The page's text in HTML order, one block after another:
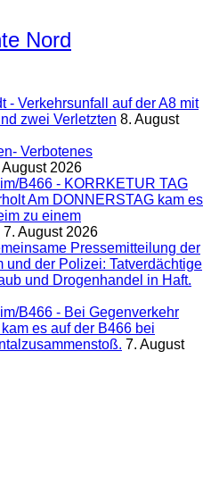
Nord
- Verkehrsunfall auf der A8 mit
zwei Verletzten 8. August
Verbotenes
August 2026
B466 - KORRKETUR TAG
Am DONNERSTAG kam es
zu einem
7. August 2026
Pressemitteilung der
und der Polizei: Tatverdächtige
und Drogenhandel in Haft.
B466 - Bei Gegenverkehr
es auf der B466 bei
7. August